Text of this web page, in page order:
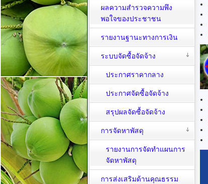
ผลความสำรวจความพึง
พอใจของประชาชน
รายงานฐานะทางการเงิน
ระบบจัดซื้อจัดจ้าง
ประกาศราคากลาง
ประกาศจัดซื้อจัดจ้าง
สรุปผลจัดซื้อจัดจ้าง
การจัดหาพัสดุ
รายงานการจัดทำแผนการ
จัดหาพัสดุ
การส่งเสริมด้านคุณธรรม